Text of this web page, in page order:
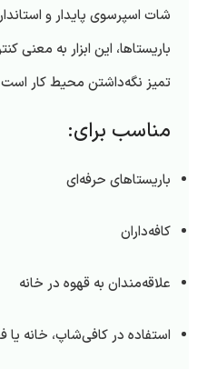
شات اسپرسوی پایدار و
باریستاها، این ابزار به معنی
تمیز نگه‌داشتن محیط کار
مناسب برای:
باریستاهای حرفه‌ای
کافه‌داران
علاقه‌مندان به قهوه در خانه
استفاده در کافی‌شاپ، خانه یا